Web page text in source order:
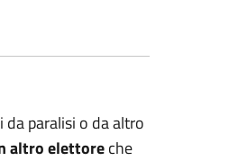
paralisi o da altro
altro elettoreche